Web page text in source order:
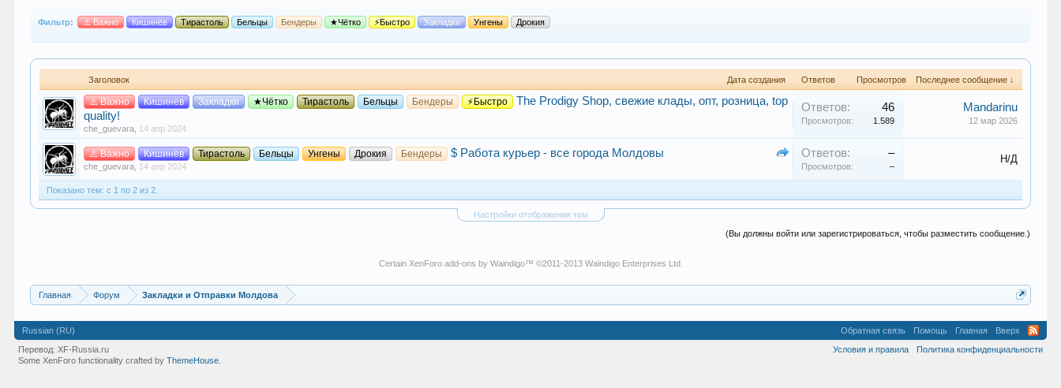
Фильтр: ⚠️ Важно Кишинёв Тирастоль Бельцы Бендеры ★Чётко ⚡Быстро Закладки Унгены Дрокия
Заголовок Дата создания Ответов Просмотров Последнее сообщение ↓
⚠️ Важно Кишинёв Закладки ★Чётко Тирастоль Бельцы Бендеры ⚡Быстро
The Prodigy Shop, свежие клады, опт, розница, top
quality!
che_guevara 14 апр 2024
Ответов: 46
Просмотров: 1.589
Mandarinu
12 мар 2026
⚠️ Важно Кишинёв Тирастоль Бельцы Унгены Дрокия Бендеры $ Работа курьер - все города Молдовы
che_guevara 14 апр 2024
Ответов: –
Просмотров: –
Н/Д
Показано тем: с 1 по 2 из 2.
Настройки отображения тем
(Вы должны войти или зарегистрироваться, чтобы разместить сообщение.)
Certain XenForo add-ons by Waindigo™ ©2011-2013 Waindigo Enterprises Ltd.
Главная Форум Закладки и Отправки Молдова
Russian (RU) Обратная связь Помощь Главная
Вверх
Условия и правила
Политика конфиденциальности
Перевод:XF-Russia.ru
Some XenForo functionality crafted byThemeHouse